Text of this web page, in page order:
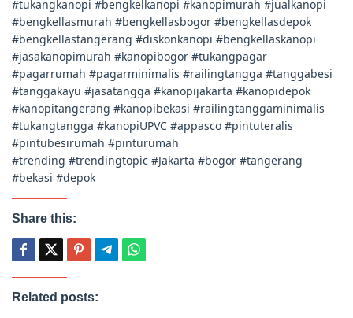
#tukangkanopi #bengkelkanopi #kanopimurah #jualkanopi
#bengkellasmurah #bengkellasbogor #bengkellasdepok
#bengkellastangerang #diskonkanopi #bengkellaskanopi
#jasakanopimurah #kanopibogor #tukangpagar
#pagarrumah #pagarminimalis #railingtangga #tanggabesi
#tanggakayu #jasatangga #kanopijakarta #kanopidepok
#kanopitangerang #kanopibekasi #railingtanggaminimalis
#tukangtangga #kanopiUPVC #appasco #pintuteralis
#pintubesirumah #pinturumah
#trending #trendingtopic #Jakarta #bogor #tangerang
#bekasi #depok
Share this:
Related posts: